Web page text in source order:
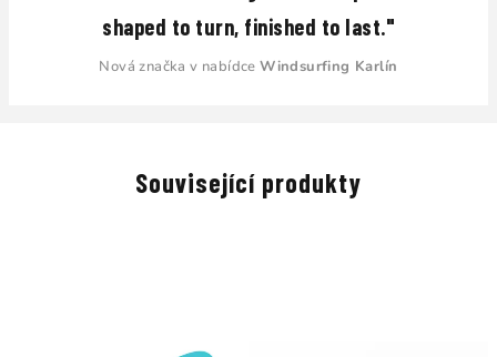
shaped to turn, finished to last."
Nová značka v nabídceWindsurfing Karlín
Související produkty